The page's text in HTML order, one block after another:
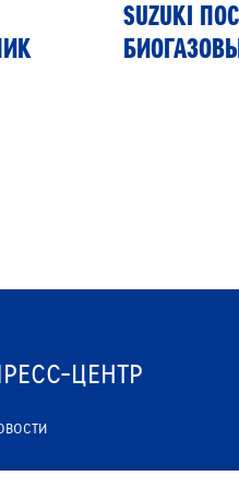
SUZUKI
ЦЕНТР